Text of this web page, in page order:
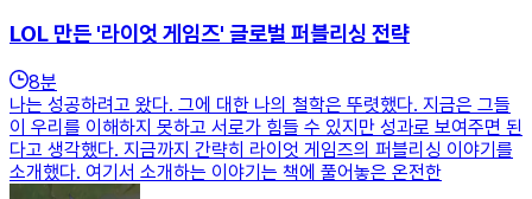
LOL 만든 '라이엇 게임즈' 글로벌 퍼블리싱 전략
8분
나는 성공하려고 왔다. 그에 대한 나의 철학은 뚜렷했다. 지금은 그들
이 우리를 이해하지 못하고 서로가 힘들 수 있지만 성과로 보여주면 된
다고 생각했다. 지금까지 간략히 라이엇 게임즈의 퍼블리싱 이야기를
소개했다. 여기서 소개하는 이야기는 책에 풀어놓은 온전한